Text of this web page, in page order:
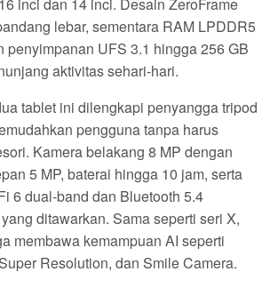
inci dan 14 inci. Desain ZeroFrame
lebar, sementara RAM LPDDR5
penyimpanan UFS 3.1 hingga 256 GB
aktivitas sehari-hari.
tablet ini dilengkapi penyangga tripod
pengguna tanpa harus
Kamera belakang 8 MP dengan
5 MP, baterai hingga 10 jam, serta
6 dual-band dan Bluetooth 5.4
ditawarkan. Sama seperti seri X,
membawa kemampuan AI seperti
Resolution, dan Smile Camera.